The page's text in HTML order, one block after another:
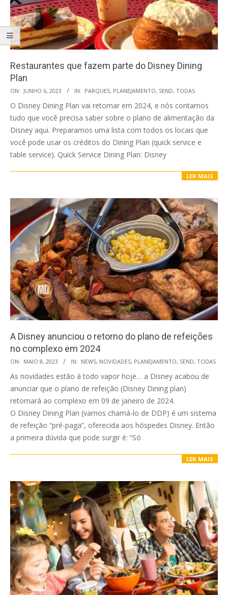
Restaurantes que fazem parte do Disney Dining
Plan
2023-
06-
06
ON: JUNHO 6, 2023 IN: PARQUES, PLANEJAMENTO, SEND, TODAS
O Disney Dining Plan vai retornar em 2024, e nós contamos
tudo que você precisa saber sobre o plano de alimentação da
Disney aqui. Preparamos uma lista com todos os locais que
você pode usar os créditos do Dining Plan (quick service e
table service). Quick Service Dining Plan: Disney
LER MAIS
A Disney anunciou o retorno do plano de refeições
no complexo em 2024
2023-
05-
08
ON: MAIO 8, 2023 IN: NEWS, NOVIDADES, PLANEJAMENTO, SEND, TODAS
As novidades estão à todo vapor hoje… a Disney acabou de
anunciar que o plano de refeição (Disney Dining plan)
retornará ao complexo em 09 de janeiro de 2024.
O Disney Dining Plan (vamos chamá-lo de DDP) é um sistema
de refeição “pré-paga”, oferecida aos hóspedes Disney. Então
a primeira dúvida que pode surgir é: “Só
LER MAIS